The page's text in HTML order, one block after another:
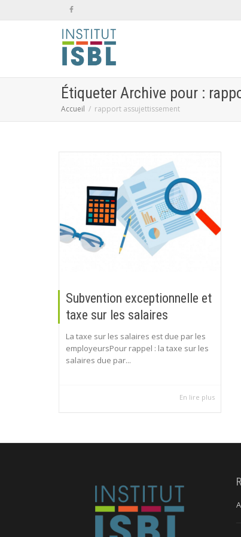
Étiqueter Archive pour :
Accueil rapport assujettissement
Subvention exceptionnelle et
taxe sur les salaires
La taxe sur les salaires est due par les
employeursPour rappel : la taxe sur les
salaires due par...
En lire plus